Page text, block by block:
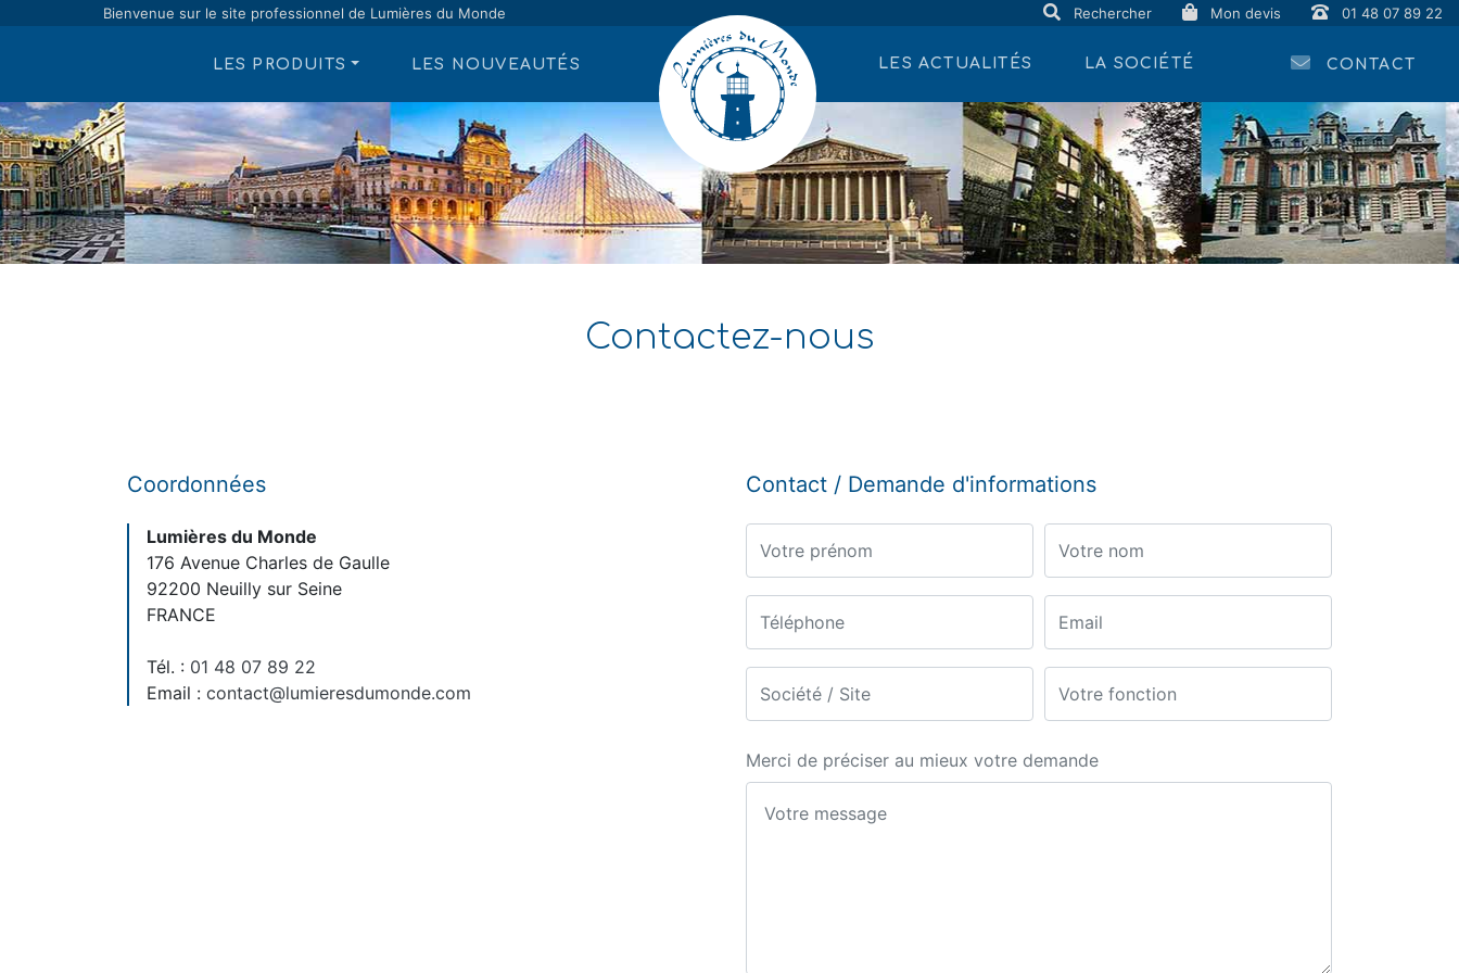
Bienvenue sur le site professionnel de Lumières du Monde Rechercher Mon devis 01 48 07 89 22
LES PRODUITS LES NOUVEAUTÉS LES ACTUALITÉS LA SOCIÉTÉ CONTACT
Contactez-nous
Coordonnées
Lumières du Monde
176 Avenue Charles de Gaulle
92200 Neuilly sur Seine
FRANCE
Tél. : 01 48 07 89 22
Email : contact@lumieresdumonde.com
Contact / Demande d'informations
Merci de préciser au mieux votre demande